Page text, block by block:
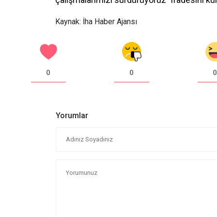
Kaynak: İha Haber Ajansı
0 0 0
Yorumlar